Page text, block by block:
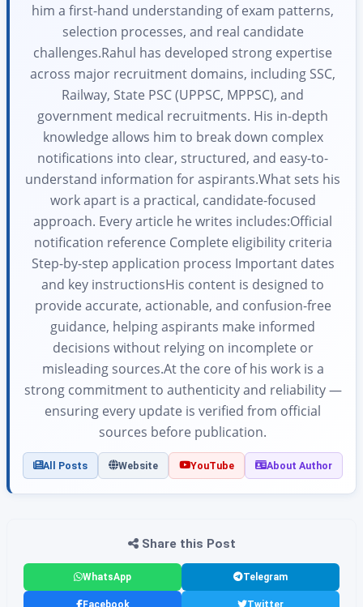
him a first-hand understanding of exam patterns,
selection processes, and real candidate
challenges.Rahul has developed strong expertise
across major recruitment domains, including SSC,
Railway, State PSC (UPPSC, MPPSC), and
government medical recruitments. His in-depth
knowledge allows him to break down complex
notifications into clear, structured, and easy-to-
understand information for aspirants.What sets his
work apart is a practical, candidate-focused
approach. Every article he writes includes:Official
notification reference Complete eligibility criteria
Step-by-step application process Important dates
and key instructionsHis content is designed to
provide accurate, actionable, and confusion-free
guidance, helping aspirants make informed
decisions without relying on incomplete or
misleading sources.At the core of his work is a
strong commitment to authenticity and reliability —
ensuring every update is verified from official
sources before publication.
All Posts Website YouTube About Author
Share this Post
WhatsApp Telegram
Facebook Twitter